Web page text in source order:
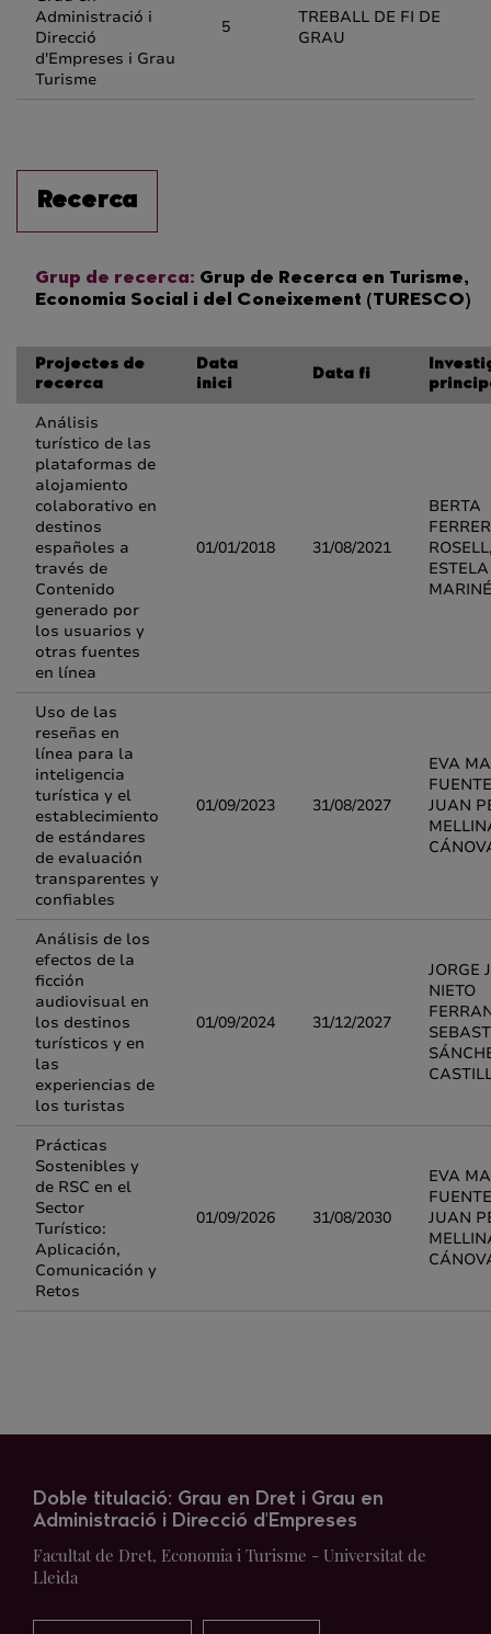
Administració i
Direcció
d'Empreses i Grau
Turisme
5
TREBALL DE FI DE
GRAU
Recerca
Grup de recerca: Grup de Recerca en Turisme,
Economia Social i del Coneixement (TURESCO)
Projectes de
recerca
Data
inici
Data fi
Análisis
turístico de las
plataformas de
alojamiento
colaborativo en
destinos
españoles a
través de
Contenido
generado por
los usuarios y
otras fuentes
en línea
01/01/2018 31/08/2021
BERTA
FERRER
ESTELA
Uso de las
reseñas en
línea para la
inteligencia
turística y el
establecimiento
de estándares
de evaluación
transparentes y
confiables
01/09/2023 31/08/2027
EVA
JUAN
Análisis de los
efectos de la
ficción
audiovisual en
los destinos
turísticos y en
las
experiencias de
los turistas
01/09/2024 31/12/2027
JORGE
NIETO
Prácticas
Sostenibles y
de RSC en el
Sector
Turístico:
Aplicación,
Comunicación y
Retos
01/09/2026 31/08/2030
EVA
JUAN
Doble titulació: Grau en Dret i Grau en
Administració i Direcció d'Empreses
Facultat de Dret, Economia i Turisme - Universitat de
Lleida